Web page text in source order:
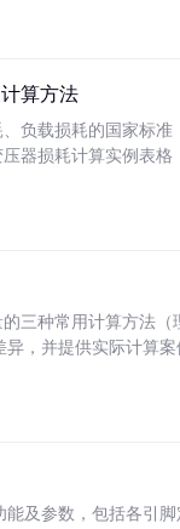
算方法
负载损耗的国家标准
器损耗计算实例表
三种常用计算方法
异，并提供实际计算
能及参数，包括各引